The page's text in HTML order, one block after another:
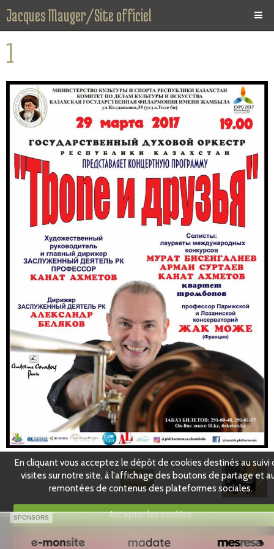
Jacques Mauger/Site officiel
Page d'accueil
Photos
Vidéos
Biographie
CD
Espace Presse
Contact
Facebook
1
Retour
Créer un site internet avec e-monsite
SPONSORS
En cliquant vous acceptez le dépôt de cookies destinés au suivi
visites sur notre site, à l'affichage des boutons de partage et
remontées de contenus des plateformes sociales.
Accepter les cookies
Refuser les cookies